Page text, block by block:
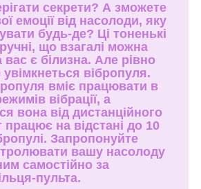
секрети? А зможете
емоції від насолоди, яку
будь-де? Ці тоненькі
що взагалі можна
є білизна. Але рівно
вібропуля.
вміє працювати в
вібрації, а
вона від дистанційного
працює на відстані до 10
Запропонуйте
вашу насолоду
самостійно за
пульта.